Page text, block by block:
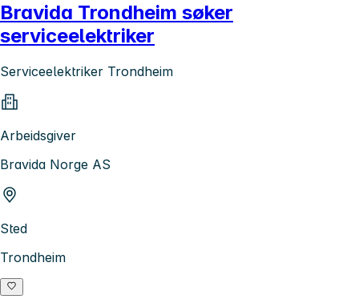
Bravida Trondheim søker
serviceelektriker
Serviceelektriker Trondheim
Arbeidsgiver
Bravida Norge AS
Sted
Trondheim